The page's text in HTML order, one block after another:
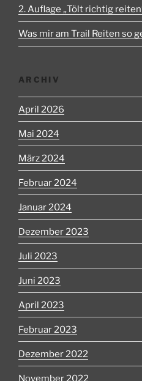
2. Auflage „Tölt richtig
Was mir am Trail Reiten so
ARCHIV
April 2026
Mai 2024
März 2024
Februar 2024
Januar 2024
Dezember 2023
Juli 2023
Juni 2023
April 2023
Februar 2023
Dezember 2022
November 2022